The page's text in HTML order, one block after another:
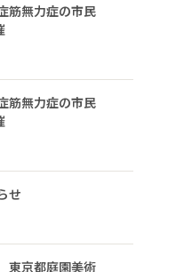
筋無力症の市民
筋無力症の市民
せ
東京都庭園美術